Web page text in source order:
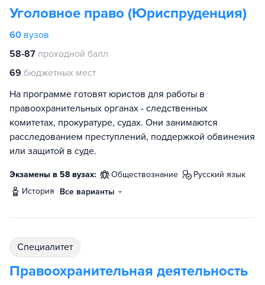
Уголовное право (Юриспруденция)
60 вузов
58-87 проходной балл
69 бюджетных мест
На программе готовят юристов для работы в
правоохранительных органах - следственных
комитетах, прокуратуре, судах. Они занимаются
расследованием преступлений, поддержкой обвинения
или защитой в суде.
Экзамены в 58 вузах: обществознание
русский язык
история
Все варианты
специалитет
Правоохранительная деятельность